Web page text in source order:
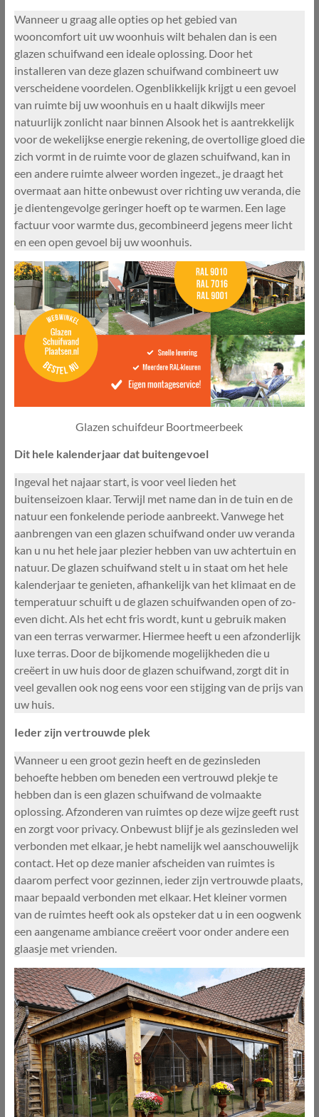
Wanneer u graag alle opties op het gebied van
wooncomfort uit uw woonhuis wilt behalen dan is een
glazen schuifwand een ideale oplossing. Door het
installeren van deze glazen schuifwand combineert uw
verscheidene voordelen. Ogenblikkelijk krijgt u een gevoel
van ruimte bij uw woonhuis en u haalt dikwijls meer
natuurlijk zonlicht naar binnen Alsook het is aantrekkelijk
voor de wekelijkse energie rekening, de overtollige gloed die
zich vormt in de ruimte voor de glazen schuifwand, kan in
een andere ruimte alweer worden ingezet., je draagt het
overmaat aan hitte onbewust over richting uw veranda, die
je dientengevolge geringer hoeft op te warmen. Een lage
factuur voor warmte dus, gecombineerd jegens meer licht
en een open gevoel bij uw woonhuis.
Glazen schuifdeur Boortmeerbeek
Dit hele kalenderjaar dat buitengevoel
Ingeval het najaar start, is voor veel lieden het
buitenseizoen klaar. Terwijl met name dan in de tuin en de
natuur een fonkelende periode aanbreekt. Vanwege het
aanbrengen van een glazen schuifwand onder uw veranda
kan u nu het hele jaar plezier hebben van uw achtertuin en
natuur. De glazen schuifwand stelt u in staat om het hele
kalenderjaar te genieten, afhankelijk van het klimaat en de
temperatuur schuift u de glazen schuifwanden open of zo-
even dicht. Als het echt fris wordt, kunt u gebruik maken
van een terras verwarmer. Hiermee heeft u een afzonderlijk
luxe terras. Door de bijkomende mogelijkheden die u
creëert in uw huis door de glazen schuifwand, zorgt dit in
veel gevallen ook nog eens voor een stijging van de prijs van
uw huis.
Ieder zijn vertrouwde plek
Wanneer u een groot gezin heeft en de gezinsleden
behoefte hebben om beneden een vertrouwd plekje te
hebben dan is een glazen schuifwand de volmaakte
oplossing. Afzonderen van ruimtes op deze wijze geeft rust
en zorgt voor privacy. Onbewust blijf je als gezinsleden wel
verbonden met elkaar, je hebt namelijk wel aanschouwelijk
contact. Het op deze manier afscheiden van ruimtes is
daarom perfect voor gezinnen, ieder zijn vertrouwde plaats,
maar bepaald verbonden met elkaar. Het kleiner vormen
van de ruimtes heeft ook als opsteker dat u in een oogwenk
een aangename ambiance creëert voor onder andere een
glaasje met vrienden.